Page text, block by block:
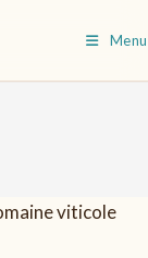
Menu